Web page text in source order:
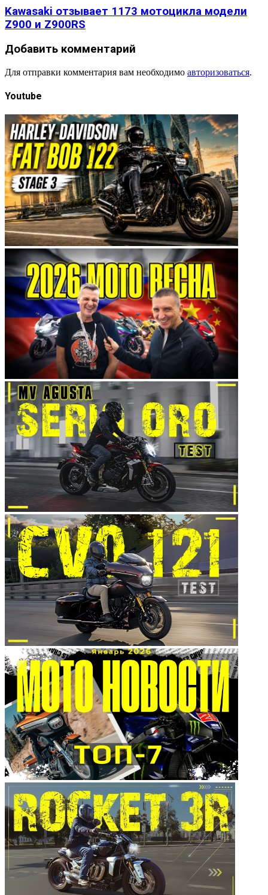
Kawasaki отзывает 1173 мотоцикла модели
Z900 и Z900RS
Добавить комментарий
Для отправки комментария вам необходимо авторизоваться.
Youtube